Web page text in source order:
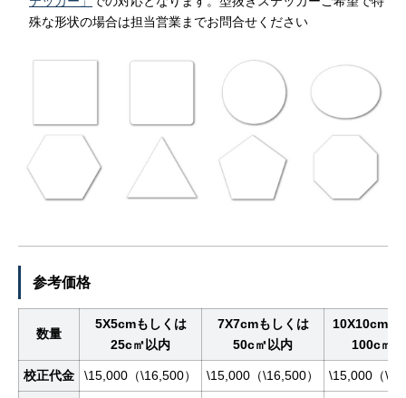
殊な形状の場合は担当営業までお問合せください
参考価格
数量
5X5cmもしくは
25c㎡以内
7X7cmもしくは
50c㎡以内
10X10cmも
100c㎡
校正代金 \15,000（\16,500） \15,000（\16,500） \15,000（